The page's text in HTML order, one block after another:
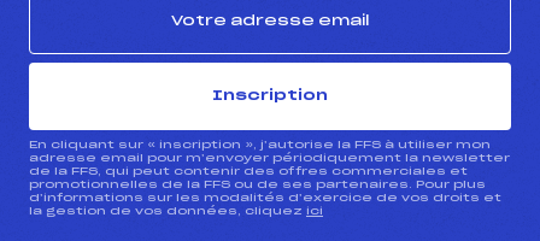
Inscription
En cliquant sur « inscription », j’autorise la FFS à utiliser mon
adresse email pour m’envoyer périodiquement la newsletter
de la FFS, qui peut contenir des offres commerciales et
promotionnelles de la FFS ou de ses partenaires. Pour plus
d’informations sur les modalités d’exercice de vos droits et
la gestion de vos données, cliquez ici